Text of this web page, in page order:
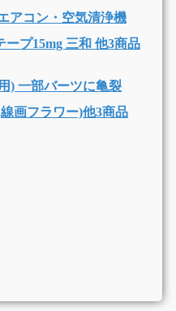
アコン・空気清浄機
プ15mg 三和 他3商品
) 一部バーツに亀裂
画フラワー)他3商品